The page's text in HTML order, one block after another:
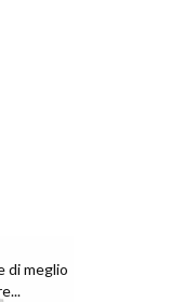
di meglio